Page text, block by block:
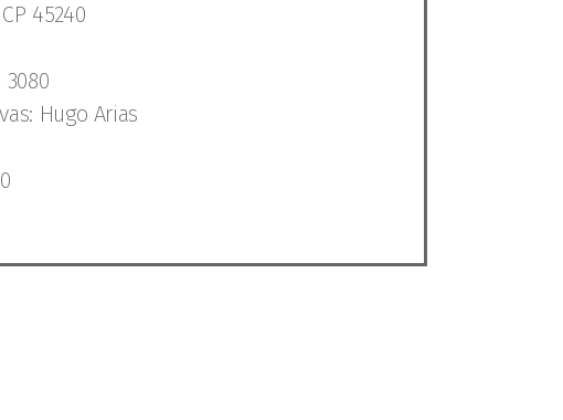
45240
3080
Hugo Arias